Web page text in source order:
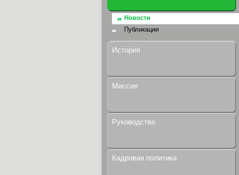
Новости
Публикации
История
Миссия
Руководство
Кадровая политика